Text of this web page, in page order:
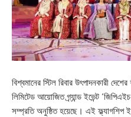
বিশ্বমানের স্টিল রিবার উৎপাদনকারী
লিমিটেড আয়োজিত গ্র্যান্ড ইভেন্ট
সম্প্রতি অনুষ্ঠিত হয়েছে। এই ফ্ল্যাগশিপ